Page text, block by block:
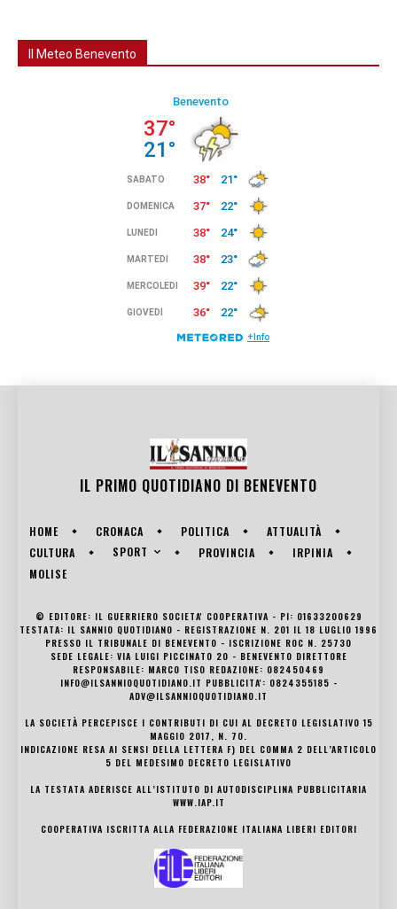
Il Meteo Benevento
IL PRIMO QUOTIDIANO DI BENEVENTO
HOME CRONACA POLITICA
ATTUALITÀ
CULTURA
SPORT PROVINCIA
IRPINIA
MOLISE
© EDITORE: IL GUERRIERO SOCIETA' COOPERATIVA - PI: 01633200629
TESTATA: IL SANNIO QUOTIDIANO - REGISTRAZIONE N. 201 IL 18 LUGLIO 1996
PRESSO IL TRIBUNALE DI BENEVENTO - ISCRIZIONE ROC N. 25730
SEDE LEGALE: VIA LUIGI PICCINATO 20 - BENEVENTO DIRETTORE
RESPONSABILE: MARCO TISO REDAZIONE: 082450469
INFO@ILSANNIOQUOTIDIANO.IT PUBBLICITA': 0824355185 -
ADV@ILSANNIOQUOTIDIANO.IT
LA SOCIETÀ PERCEPISCE I CONTRIBUTI DI CUI AL DECRETO LEGISLATIVO 15
MAGGIO 2017, N. 70.
INDICAZIONE RESA AI SENSI DELLA LETTERA F) DEL COMMA 2 DELL’ARTICOLO
5 DEL MEDESIMO DECRETO LEGISLATIVO
LA TESTATA ADERISCE ALL’ISTITUTO DI AUTODISCIPLINA PUBBLICITARIA
WWW.IAP.IT
COOPERATIVA ISCRITTA ALLA FEDERAZIONE ITALIANA LIBERI EDITORI